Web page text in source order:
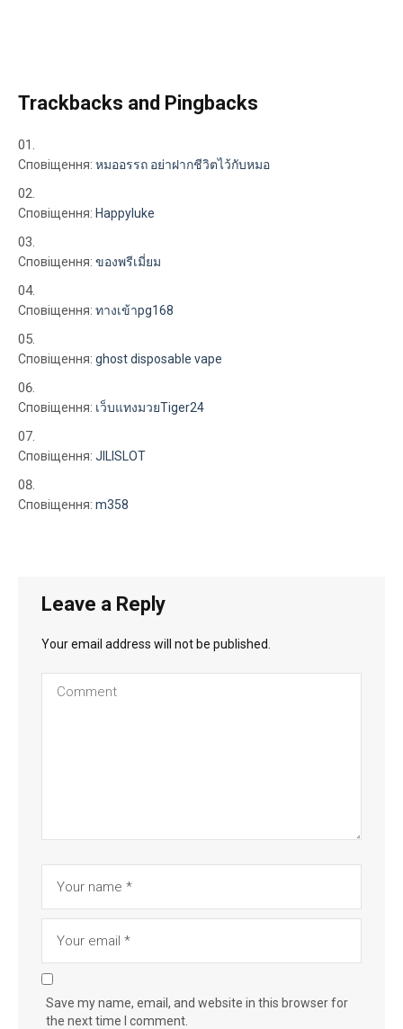
Trackbacks and Pingbacks
Сповіщення: หมออรรถ อย่าฝากชีวิตไว้กับหมอ
Сповіщення: Happyluke
Сповіщення: ของพรีเมี่ยม
Сповіщення: ทางเข้าpg168
Сповіщення: ghost disposable vape
Сповіщення: เว็บแทงมวยTiger24
Сповіщення: JILISLOT
Сповіщення: m358
Leave a Reply
Your email address will not be published.
Save my name, email, and website in this browser for
the next time I comment.